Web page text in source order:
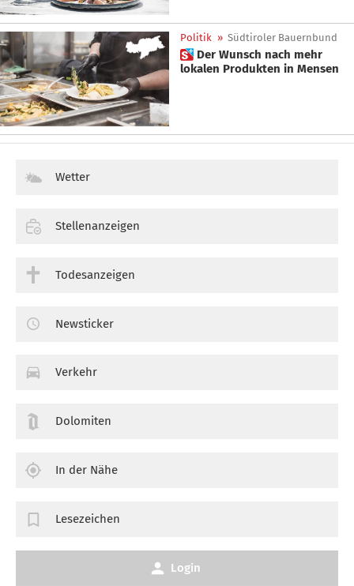
Politik » Südtiroler Bauernbund
 Der Wunsch nach mehr
lokalen Produkten in Mensen
Wetter
Stellenanzeigen
Todesanzeigen
Newsticker
Verkehr
Dolomiten
In der Nähe
Lesezeichen
Login